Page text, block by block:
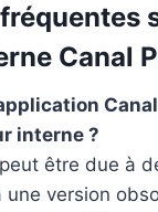
Canal
interne ?
être due à
une version